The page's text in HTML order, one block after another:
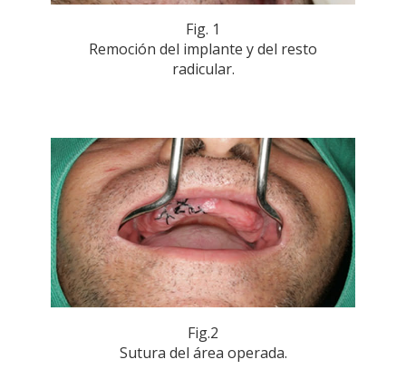
Fig. 1
Remoción del implante y del resto
radicular.
Fig.2
Sutura del área operada.